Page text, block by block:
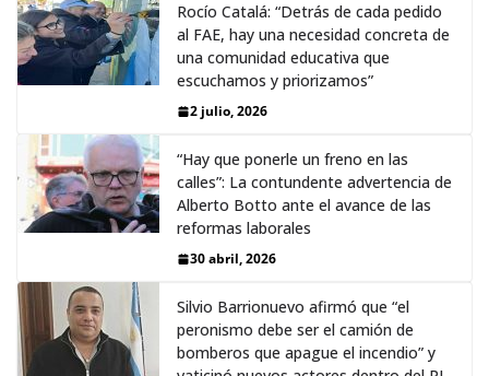
Rocío Catalá: “Detrás de cada pedido
al FAE, hay una necesidad concreta de
una comunidad educativa que
escuchamos y priorizamos”
2 julio, 2026
“Hay que ponerle un freno en las
calles”: La contundente advertencia de
Alberto Botto ante el avance de las
reformas laborales
30 abril, 2026
Silvio Barrionuevo afirmó que “el
peronismo debe ser el camión de
bomberos que apague el incendio” y